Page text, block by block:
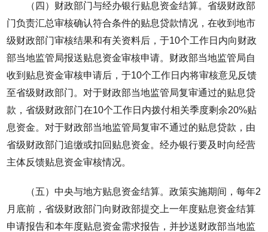
（四）财政部门与经办银行贴息资金结算。省级财政部
门负责汇总审核确认符合条件的贴息贷款情况，在收到地市
级财政部门审核结果和有关资料后，于10个工作日内向财政
部当地监管局报送贴息资金审核申请。财政部当地监管局自
收到贴息资金审核申请后，于10个工作日内将审核意见反馈
至省级财政部门。对于财政部当地监管局复审通过的贴息贷
款，省级财政部门在10个工作日内拨付相关季度剩余20%贴
息资金。对于财政部当地监管局复审不通过的贴息贷款，由
省级财政部门追缴或扣回贴息资金。经办银行要及时向经营
主体反馈贴息资金审核情况。
（五）中央与地方贴息资金结算。政策实施期间，每年2
月底前，省级财政部门向财政部提交上一年度贴息资金结算
申请报告和本年度贴息资金需求报告，并抄送财政部当地监